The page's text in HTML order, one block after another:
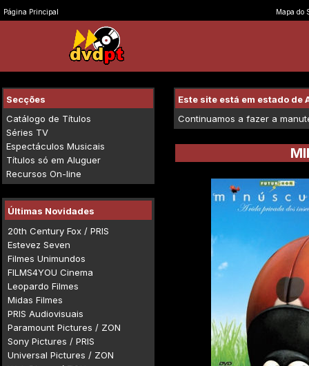
Página Principal Mapa do
Secções
Catálogo de Títulos
Séries TV
Espectáculos Musicais
Títulos só em Aluguer
Recursos On-line
Últimas Novidades
20th Century Fox / PRIS
Estevez Seven
Filmes Unimundos
FILMS4YOU Cinema
Leopardo Filmes
Midas Filmes
PRIS Audiovisuais
Paramount Pictures / ZON
Sony Pictures / PRIS
Universal Pictures / ZON
Este site está em estado de
Continuamos a fazer a